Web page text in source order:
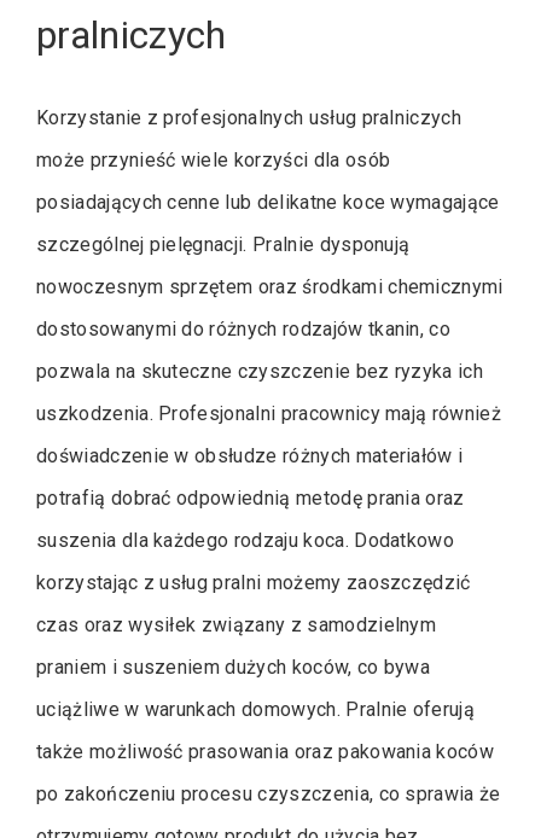
pralniczych
Korzystanie z profesjonalnych usług pralniczych
może przynieść wiele korzyści dla osób
posiadających cenne lub delikatne koce wymagające
szczególnej pielęgnacji. Pralnie dysponują
nowoczesnym sprzętem oraz środkami chemicznymi
dostosowanymi do różnych rodzajów tkanin, co
pozwala na skuteczne czyszczenie bez ryzyka ich
uszkodzenia. Profesjonalni pracownicy mają również
doświadczenie w obsłudze różnych materiałów i
potrafią dobrać odpowiednią metodę prania oraz
suszenia dla każdego rodzaju koca. Dodatkowo
korzystając z usług pralni możemy zaoszczędzić
czas oraz wysiłek związany z samodzielnym
praniem i suszeniem dużych koców, co bywa
uciążliwe w warunkach domowych. Pralnie oferują
także możliwość prasowania oraz pakowania koców
po zakończeniu procesu czyszczenia, co sprawia że